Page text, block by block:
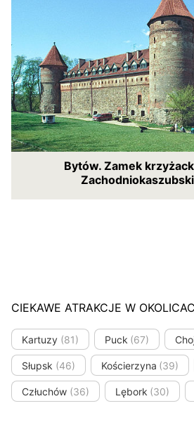
Bytów. Zamek
CIEKAWE ATRAKCJE W
Kartuzy (81) Puck (67)
Słupsk (46) Kościerzyna (39)
Człuchów (36) Lębork (30)